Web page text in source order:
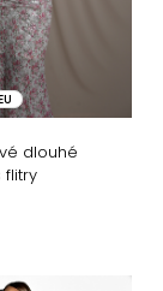
dlouhé
flitry